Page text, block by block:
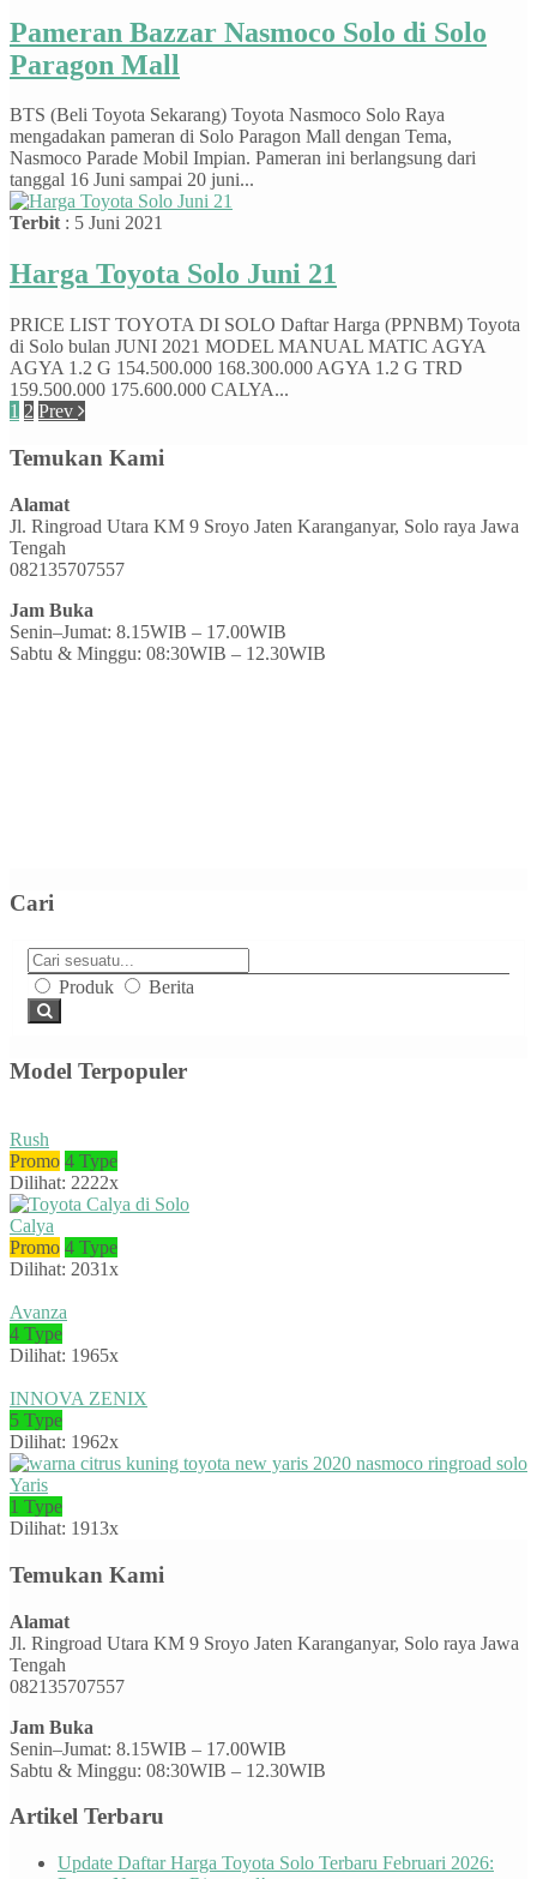
Pameran Bazzar Nasmoco Solo di Solo
Paragon Mall
BTS (Beli Toyota Sekarang) Toyota Nasmoco Solo Raya
mengadakan pameran di Solo Paragon Mall dengan Tema,
Nasmoco Parade Mobil Impian. Pameran ini berlangsung dari
tanggal 16 Juni sampai 20 juni...
Terbit: 5 Juni 2021
Harga Toyota Solo Juni 21
PRICE LIST TOYOTA DI SOLO Daftar Harga (PPNBM) Toyota
di Solo bulan JUNI 2021 MODEL MANUAL MATIC AGYA
AGYA 1.2 G 154.500.000 168.300.000 AGYA 1.2 G TRD
159.500.000 175.600.000 CALYA...
1 2 Prev
Temukan Kami
Alamat
Jl. Ringroad Utara KM 9 Sroyo Jaten Karanganyar, Solo raya Jawa
Tengah
082135707557
Jam Buka
Senin–Jumat: 8.15WIB – 17.00WIB
Sabtu & Minggu: 08:30WIB – 12.30WIB
Cari
Produk Berita
Model Terpopuler
Rush
Promo 4 Type
Dilihat: 2222x
Calya
Promo 4 Type
Dilihat: 2031x
Avanza
4 Type
Dilihat: 1965x
INNOVA ZENIX
5 Type
Dilihat: 1962x
Yaris
1 Type
Dilihat: 1913x
Temukan Kami
Alamat
Jl. Ringroad Utara KM 9 Sroyo Jaten Karanganyar, Solo raya Jawa
Tengah
082135707557
Jam Buka
Senin–Jumat: 8.15WIB – 17.00WIB
Sabtu & Minggu: 08:30WIB – 12.30WIB
Artikel Terbaru
Update Daftar Harga Toyota Solo Terbaru Februari 2026: